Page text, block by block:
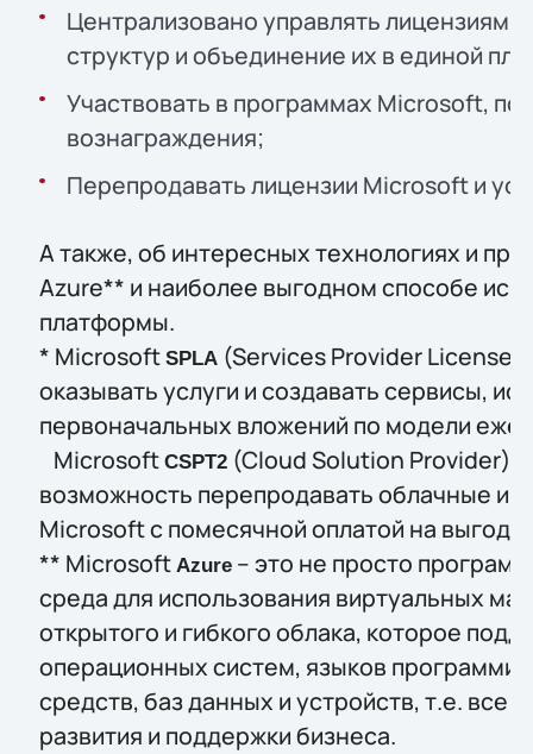
Централизовано управлять
структур и объединение их в единой
Участвовать в программах Microsoft,
вознаграждения;
Перепродавать лицензии Microsoft и
А также, об интересных технологиях и
Azure** и наиболее выгодном способе
платформы.
* Microsoft SPLA(Services Provider License
оказывать услуги и создавать сервисы,
первоначальных вложений по модели
Microsoft CSPT2(Cloud Solution Provider) –
возможность перепродавать облачные и
Microsoft c помесячной оплатой на
** Microsoft Azure– это не просто
среда для использования виртуальных
открытого и гибкого облака, которое
операционных систем, языков
средств, баз данных и устройств, т.е. все
развития и поддержки бизнеса.